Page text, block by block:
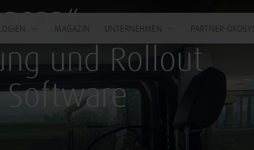
MAGAZIN UNTERNEHMEN PARTNER-
und Rollout